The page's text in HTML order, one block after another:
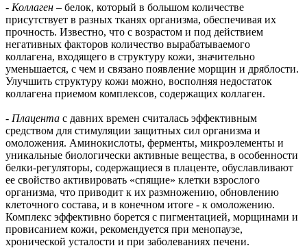
- Коллаген – белок, который в большом количестве
присутствует в разных тканях организма, обеспечивая их
прочность. Известно, что с возрастом и под действием
негативных факторов количество вырабатываемого
коллагена, входящего в структуру кожи, значительно
уменьшается, с чем и связано появление морщин и дряблости.
Улучшить структуру кожи можно, восполняя недостаток
коллагена приемом комплексов, содержащих коллаген.
- Плацента с давних времен считалась эффективным
средством для стимуляции защитных сил организма и
омоложения. Аминокислоты, ферменты, микроэлементы и
уникальные биологически активные вещества, в особенности
белки-регуляторы, содержащиеся в плаценте, обуславливают
ее свойство активировать «спящие» клетки взрослого
организма, что приводит к их размножению, обновлению
клеточного состава, и в конечном итоге - к омоложению.
Комплекс эффективно борется с пигментацией, морщинами и
провисанием кожи, рекомендуется при менопаузе,
хронической усталости и при заболеваниях печени.